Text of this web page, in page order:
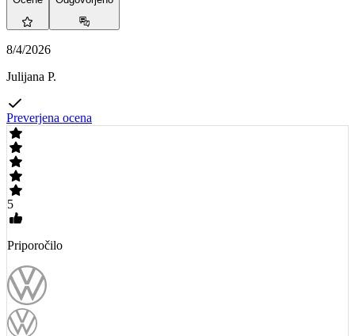
8/4/2026
Julijana P.
Preverjena ocena
5
Priporočilo